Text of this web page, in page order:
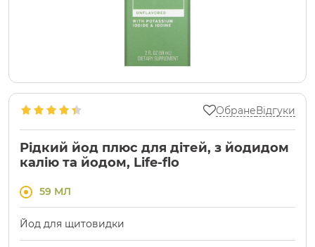
ОбранеВідгуки
Рідкий йод плюс для дітей, з йодидом
калію та йодом, Life-flo
59 МЛ
Йод для щитовидки